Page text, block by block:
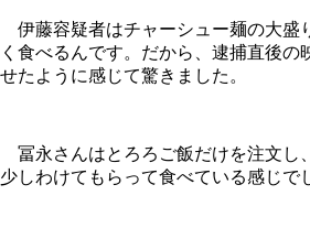
伊藤容疑者はチャーシュー麺の大盛
く食べるんです。だから、逮捕直後の
せたように感じて驚きました。
冨永さんはとろろご飯だけを注文し
少しわけてもらって食べている感じで